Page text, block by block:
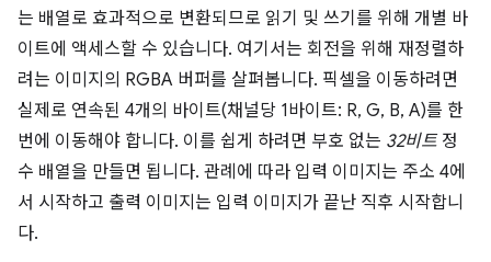
는 배열로 효과적으로 변환되므로 읽기 및 쓰기를 위해 개별 바
이트에 액세스할 수 있습니다. 여기서는 회전을 위해 재정렬하
려는 이미지의 RGBA 버퍼를 살펴봅니다. 픽셀을 이동하려면
실제로 연속된 4개의 바이트(채널당 1바이트: R, G, B, A)를 한
번에 이동해야 합니다. 이를 쉽게 하려면 부호 없는 32비트정
수 배열을 만들면 됩니다. 관례에 따라 입력 이미지는 주소 4에
서 시작하고 출력 이미지는 입력 이미지가 끝난 직후 시작합니
다.